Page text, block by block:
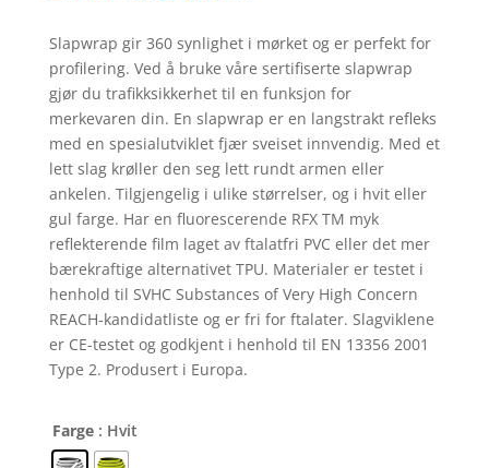
Slapwrap gir 360 synlighet i mørket og er perfekt for
profilering. Ved å bruke våre sertifiserte slapwrap
gjør du trafikksikkerhet til en funksjon for
merkevaren din. En slapwrap er en langstrakt refleks
med en spesialutviklet fjær sveiset innvendig. Med et
lett slag krøller den seg lett rundt armen eller
ankelen. Tilgjengelig i ulike størrelser, og i hvit eller
gul farge. Har en fluorescerende RFX TM myk
reflekterende film laget av ftalatfri PVC eller det mer
bærekraftige alternativet TPU. Materialer er testet i
henhold til SVHC Substances of Very High Concern
REACH-kandidatliste og er fri for ftalater. Slagviklene
er CE-testet og godkjent i henhold til EN 13356 2001
Type 2. Produsert i Europa.
Farge : Hvit